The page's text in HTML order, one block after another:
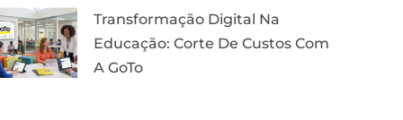
Transformação Digital Na
Educação: Corte De Custos Com
A GoTo